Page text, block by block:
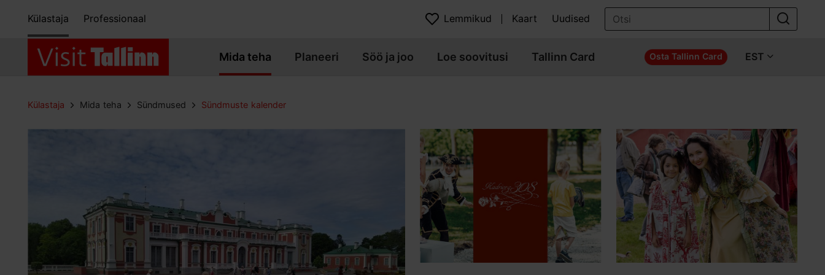
Külastaja Professionaal Lemmikud Kaart Uudised
Mida teha Planeeri Söö ja joo Loe soovitusi Tallinn Card Osta Tallinn Card EST
Külastaja Mida teha Sündmused Sündmuste kalender